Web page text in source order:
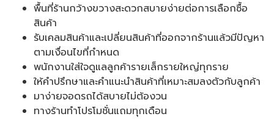
พื้นที่ร้านกว้างขวางสะดวกสบายง่ายต่อการเลือกซื้อ
สินค้า
รับเคลมสินค้าและเปลี่ยนสินค้าที่ออกจากร้านแล้วมีปัญหา
ตามเงื่อนไขที่กำหนด
พนักงานใส่ใจดูแลลูกค้ารายเล็กรายใหญ่ทุกราย
ให้คำปรึกษาและคำแนะนำสินค้าที่เหมาะสมลงตัวกับลูกค้า
มาง่ายจอดรถได้สบายไม่ต้องวน
ทางร้านทำโปรโมชั่นแถมทุกเดือน